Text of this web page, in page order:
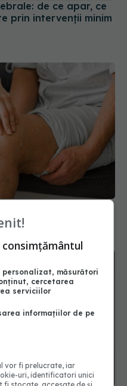
prin intervenții minim
distrus
consimțământul
măsurători
cercetarea
serviciilor
informațiilor de pe
vor fi prelucrate, iar
uri, identificatori unici